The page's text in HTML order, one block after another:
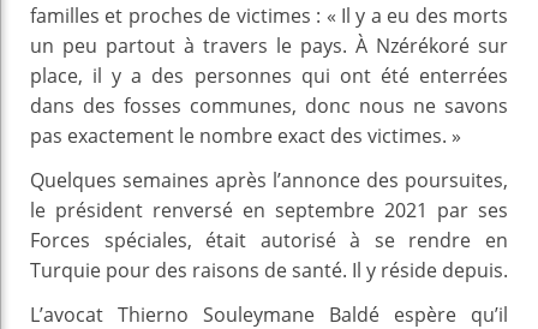
familles et proches de victimes : « Il y a eu des morts
un peu partout à travers le pays. À Nzérékoré sur
place, il y a des personnes qui ont été enterrées
dans des fosses communes, donc nous ne savons
pas exactement le nombre exact des victimes. »
Quelques semaines après l’annonce des poursuites,
le président renversé en septembre 2021 par ses
Forces spéciales, était autorisé à se rendre en
Turquie pour des raisons de santé. Il y réside depuis.
L’avocat Thierno Souleymane Baldé espère qu’il